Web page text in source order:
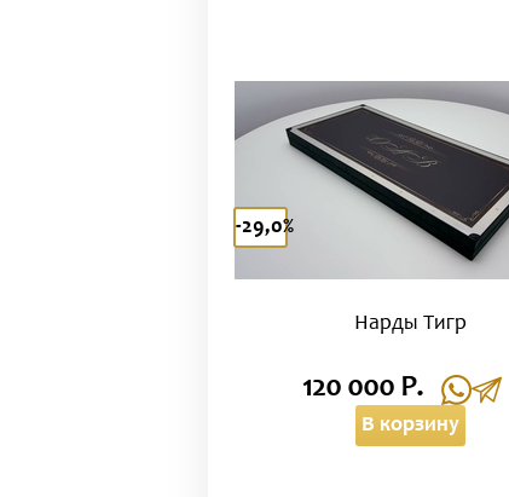
Нарды Тигр
-29,0%
120 000 Р.
В корзину